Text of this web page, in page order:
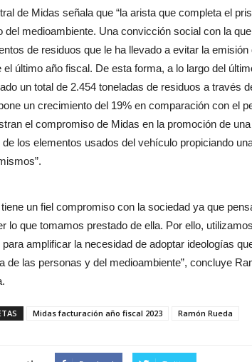
de Midas señala que “la arista que completa el
del medioambiente. Una convicción social con la
de residuos que le ha llevado a evitar la
el último año fiscal. De esta forma, a lo largo del
un total de 2.454 toneladas de residuos a través
un crecimiento del 19% en comparación con el
el compromiso de Midas en la promoción de
de los elementos usados del vehículo propiciando
tiene un fiel compromiso con la sociedad ya que
lo que tomamos prestado de ella. Por ello,
amplificar la necesidad de adoptar ideologías
de las personas y del medioambiente”, concluye
Midas facturación año fiscal 2023 Ramón Rueda